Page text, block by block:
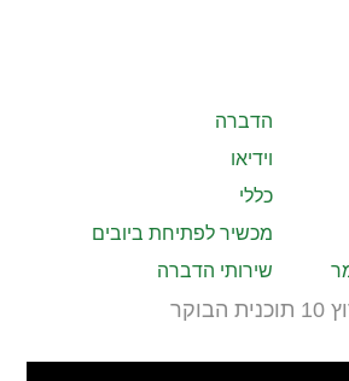
הדברה
וידיאו
כללי
מכשיר לפתיחת ביובים
שירותי הדברה